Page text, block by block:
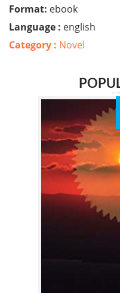
Format: ebook
Language : english
Category : Novel